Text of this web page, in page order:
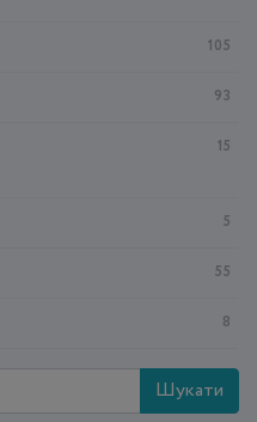
105
93
15
5
55
8
Шукати